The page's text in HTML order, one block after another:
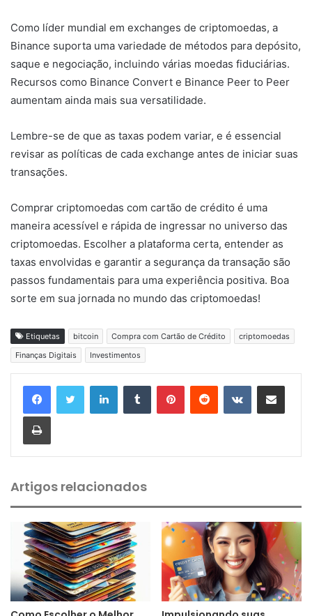
Como líder mundial em exchanges de criptomoedas, a
Binance suporta uma variedade de métodos para depósito,
saque e negociação, incluindo várias moedas fiduciárias.
Recursos como Binance Convert e Binance Peer to Peer
aumentam ainda mais sua versatilidade.
Lembre-se de que as taxas podem variar, e é essencial
revisar as políticas de cada exchange antes de iniciar suas
transações.
Comprar criptomoedas com cartão de crédito é uma
maneira acessível e rápida de ingressar no universo das
criptomoedas. Escolher a plataforma certa, entender as
taxas envolvidas e garantir a segurança da transação são
passos fundamentais para uma experiência positiva. Boa
sorte em sua jornada no mundo das criptomoedas!
Etiquetas bitcoin Compra com Cartão de Crédito
criptomoedas
Finanças Digitais
Investimentos
Artigos relacionados